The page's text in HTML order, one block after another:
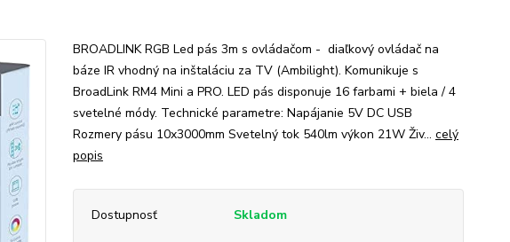
BROADLINK RGB Led pás 3m s ovládačom - diaľkový ovládač na
báze IR vhodný na inštaláciu za TV (Ambilight). Komunikuje s
BroadLink RM4 Mini a PRO. LED pás disponuje 16 farbami + biela / 4
svetelné módy. Technické parametre: Napájanie 5V DC USB
Rozmery pásu 10x3000mm Svetelný tok 540lm výkon 21W Živ... celý
popis
Dostupnosť Skladom